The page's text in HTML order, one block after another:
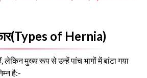
of Hernia)
लेकिन मुख्य रूप से उन्हें पांच भागों में बांटा गया
है:-